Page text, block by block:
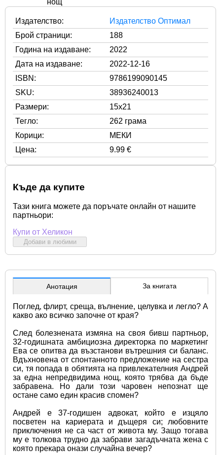
Издателство:
Издателство Оптимал
Брой страници:
188
Година на издаване:
2022
Дата на издаване:
2022-12-16
ISBN:
9786199090145
SKU:
38936240013
Размери:
15x21
Тегло:
262 грама
Корици:
МЕКИ
Цена:
9.99 €
Къде да купите
Тази книга можете да поръчате онлайн от нашите
партньори:
Купи от Хеликон
Добави в любими
Анотация За книгата
Поглед, флирт, среща, вълнение, целувка и легло? А
какво ако всичко започне от края?
След болезнената измяна на своя бивш партньор,
32-годишната амбициозна директорка по маркетинг
Ева се опитва да възстанови вътрешния си баланс.
Вдъхновена от спонтанното предложение на сестра
си, тя попада в обятията на привлекателния Андрей
за една непредвидима нощ, която трябва да бъде
забравена. Но дали този чаровен непознат ще
остане само един красив спомен?
Андрей е 37-годишен адвокат, който е изцяло
посветен на кариерата и дъщеря си; любовните
приключения не са част от живота му. Защо тогава
му е толкова трудно да забрави загадъчната жена с
която прекара онази случайна вечер?